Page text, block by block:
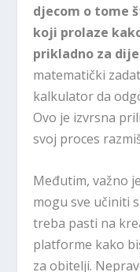
djecom o tome
koji prolaze
prikladno za
matematički
kalkulator da
Ovo je izvrsna
svoj proces
Međutim, važno
mogu sve učiniti
treba pasti na
platforme kako
za obitelji.